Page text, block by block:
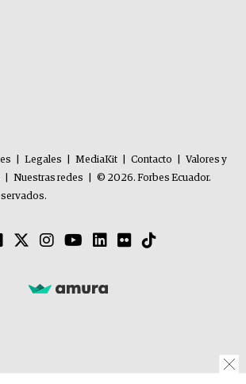
Legales MediaKit Contacto
Valores y
Nuestras redes
© 2026. Forbes Ecuador.